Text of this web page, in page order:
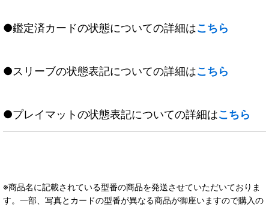
●鑑定済カードの状態についての詳細はこちら
●スリーブの状態表記についての詳細はこちら
●プレイマットの状態表記についての詳細はこちら
※商品名に記載されている型番の商品を発送させていただいておりま
す。一部、写真とカードの型番が異なる商品が御座いますので購入の